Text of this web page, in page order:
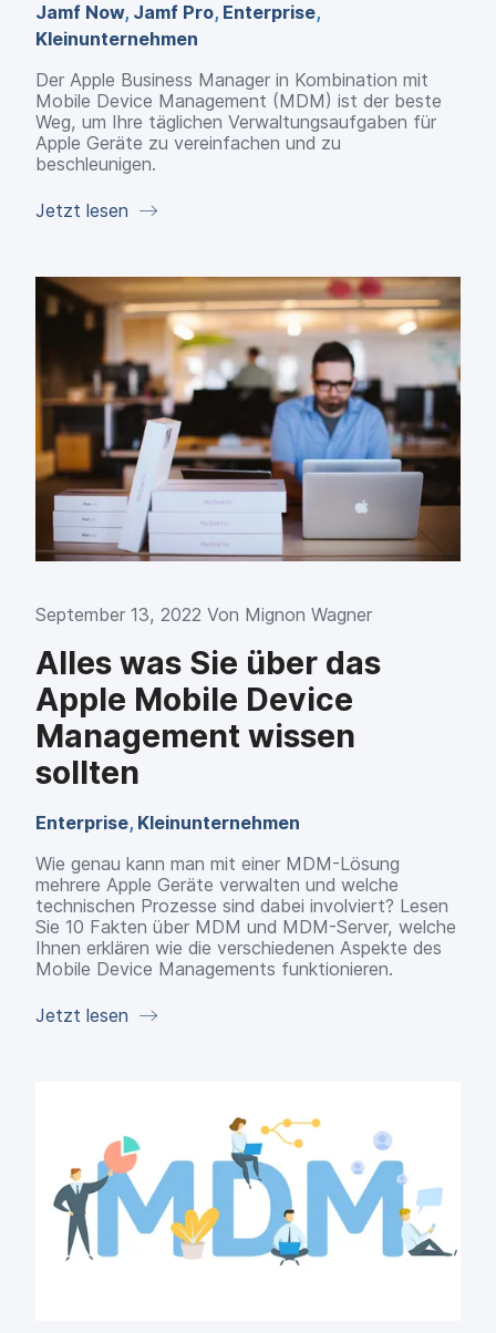
Jamf Now, Jamf Pro, Enterprise,
Kleinunternehmen
Der Apple Business Manager in Kombination mit
Mobile Device Management (MDM) ist der beste
Weg, um Ihre täglichen Verwaltungsaufgaben für
Apple Geräte zu vereinfachen und zu
beschleunigen.
Jetzt lesen
September 13, 2022 Von Mignon Wagner
Alles was Sie über das
Apple Mobile Device
Management wissen
sollten
Enterprise, Kleinunternehmen
Wie genau kann man mit einer MDM-Lösung
mehrere Apple Geräte verwalten und welche
technischen Prozesse sind dabei involviert? Lesen
Sie 10 Fakten über MDM und MDM-Server, welche
Ihnen erklären wie die verschiedenen Aspekte des
Mobile Device Managements funktionieren.
Jetzt lesen